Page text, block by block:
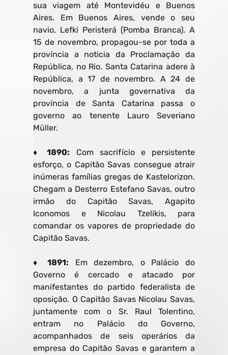
sua viagem até Montevidéu e Buenos
Aires. Em Buenos Aires, vende o seu
navio, Lefki Peristerá (Pomba Branca). A
15 de novembro, propagou-se por toda a
província a noticia da Proclamação da
República, no Rio. Santa Catarina adere à
República, a 17 de novembro. A 24 de
novembro, a junta governativa da
província de Santa Catarina passa o
governo ao tenente Lauro Severiano
Müller.
♦ 1890: Com sacrifício e persistente
esforço, o Capitão Savas consegue atrair
inúmeras famílias gregas de Kastelorizon.
Chegam a Desterro Estefano Savas, outro
irmão do Capitão Savas, Agapito
Iconomos e Nicolau Tzelikis, para
comandar os vapores de propriedade do
Capitão Savas.
♦ 1891: Em dezembro, o Palácio do
Governo é cercado e atacado por
manifestantes do partido federalista de
oposição. O Capitão Savas Nicolau Savas,
juntamente com o Sr. Raul Tolentino,
entram no Palácio do Governo,
acompanhados de seis operários da
empresa do Capitão Savas e garantem a